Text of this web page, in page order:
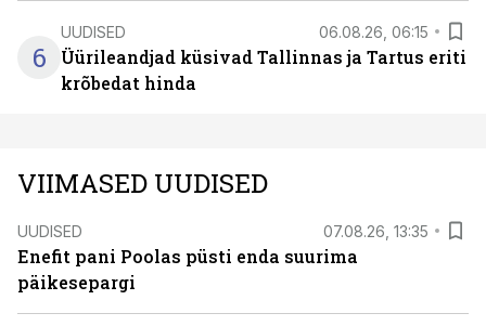
6
UUDISED 06.08.26, 06:15
Üürileandjad küsivad Tallinnas ja Tartus eriti
krõbedat hinda
VIIMASED UUDISED
UUDISED 07.08.26, 13:35
Enefit pani Poolas püsti enda suurima
päikesepargi